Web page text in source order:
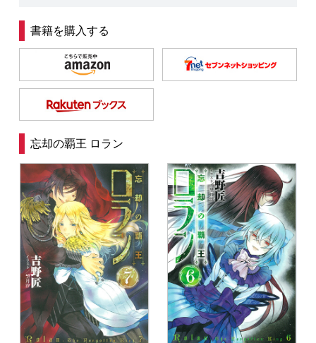
書籍を購入する
忘却の覇王 ロラン